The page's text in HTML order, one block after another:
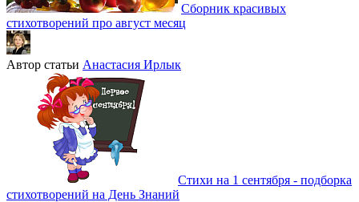
Сборник красивых
стихотворений про август месяц
Автор статьи Анастасия Ирлык
Стихи на 1 сентября - подборка
стихотворений на День Знаний